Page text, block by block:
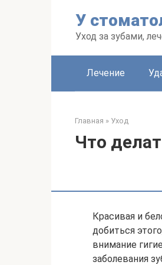
У
Уход за зубами,
Лечение
Главная » Уход
Что
Красивая и
добиться
внимание
заболевания